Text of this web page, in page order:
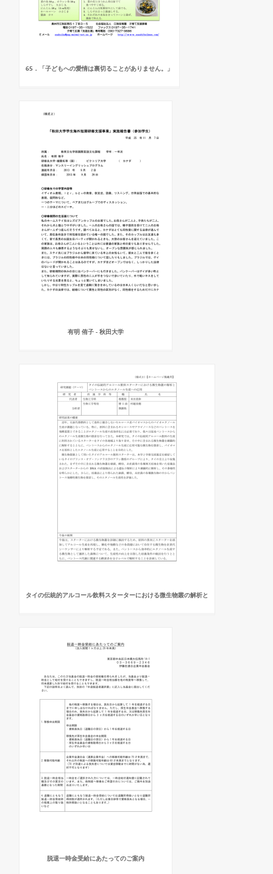
65．「子どもへの愛情は裏切ることがありません。」
有明 侑子 - 秋田大学
タイの伝統的アルコール飲料スターターにおける微生物叢の解析と
脱退一時金受給にあたってのご案内